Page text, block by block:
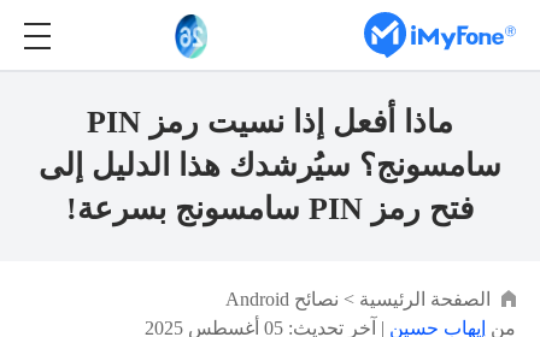
ماذا أفعل إذا نسيت رمز PIN
سامسونج؟ سيُرشدك هذا الدليل إلى
فتح رمز PIN سامسونج بسرعة!
الصفحة الرئيسية > نصائح Android
من إيهاب حسين | آخر تحديث: 05 أغسطس 2025